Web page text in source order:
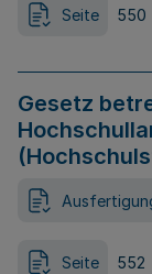
Seite 550
Gesetz
Seite 552